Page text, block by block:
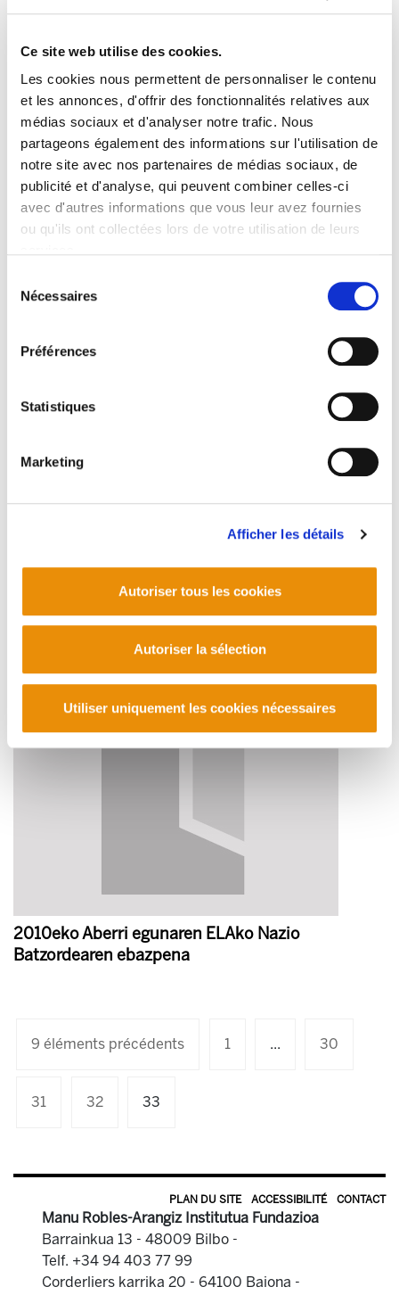
Ce site web utilise des cookies.
Les cookies nous permettent de personnaliser le contenu
et les annonces, d'offrir des fonctionnalités relatives aux
médias sociaux et d'analyser notre trafic. Nous
partageons également des informations sur l'utilisation de
notre site avec nos partenaires de médias sociaux, de
publicité et d'analyse, qui peuvent combiner celles-ci
avec d'autres informations que vous leur avez fournies
ou qu'ils ont collectées lors de votre utilisation de leurs
Nécessaires
Préférences
Statistiques
Marketing
Afficher les détails
Autoriser tous les cookies
Autoriser la sélection
Utiliser uniquement les cookies nécessaires
Monografikoak 31 et 32
2008/01/22
2008/01/22
Fondation Manu Robles-Arangiz Institutua
2010eko Aberri egunaren ELAko Nazio
Batzordearen ebazpena
9 éléments précédents 1 ... 30
31 32 33
PLAN DU SITE ACCESSIBILITÉ CONTACT
Manu Robles-Arangiz Institutua Fundazioa
Barrainkua 13 - 48009 Bilbo -
Telf. +34 94 403 77 99
Corderliers karrika 20 - 64100 Baiona -